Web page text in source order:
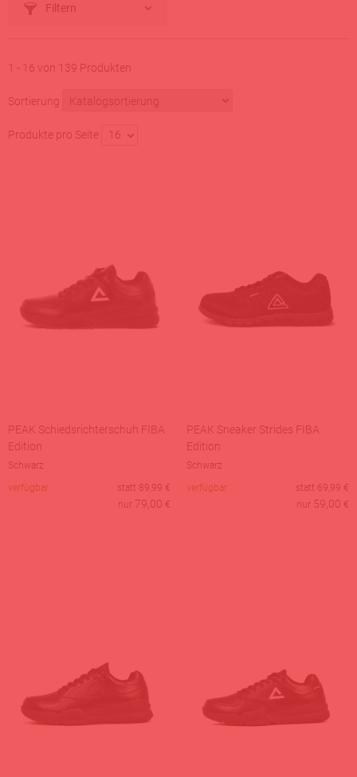
Filtern
1 - 16 von 139 Produkten
Sortierung
Produkte pro Seite 16
PEAK Schiedsrichterschuh FIBA
Edition
Schwarz
verfügbar
statt 89,99 €
nur 79,00 €
PEAK Sneaker Strides FIBA
Edition
Schwarz
verfügbar
statt 69,99 €
nur 59,00 €